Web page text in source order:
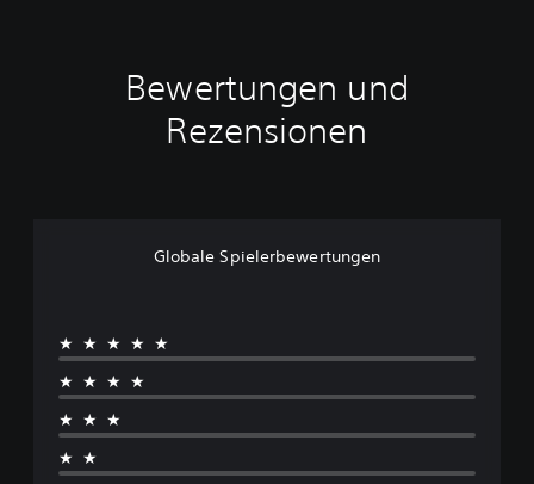
Bewertungen und
Rezensionen
Globale Spielerbewertungen
★★★★★
★★★★
★★★
★★